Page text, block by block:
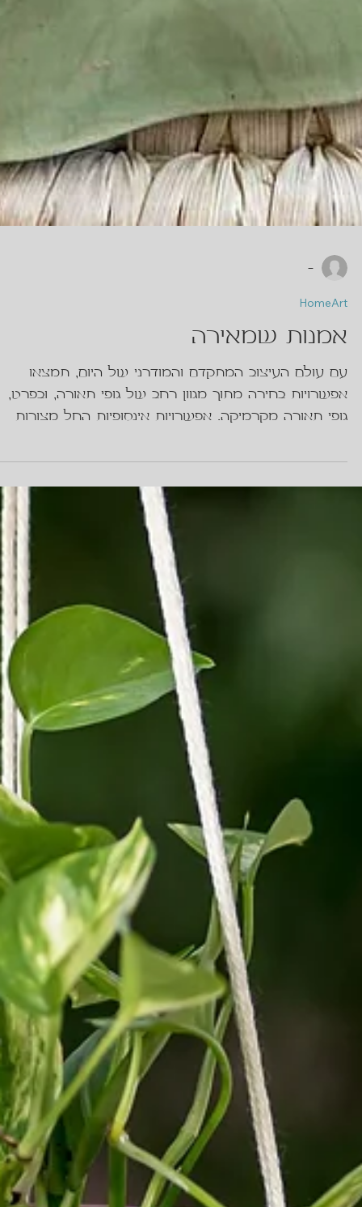
HomeArt
אמנות שמאירה
גופי תאורה מקרמיקה. אפשרויות אינסופיות החל מצורות
וגימורים מינימליסטיים ומודרניים וכלה בסגנונות קלאסיים
ואומנותיים. השילוב בין קרמיקה לתאורה הוא אמנותי
בו זמנית. המוצרים מקרמיקה מתאימים לסגנונות שונים
ונותנים לעיצוב הבית מראה ייחודי ומיוחד.